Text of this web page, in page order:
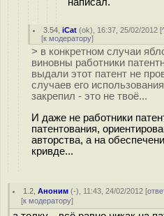
3.54 ,iCat (ok), 16:37, 25/02/2012 [
[к модератору]
> в конкретном случаи
виновны работники
выдали этот патент не
случаев его
закрепил - это не твоё...
И даже не работники
патентования,
авторства, а на
кривде...
1.2 ,Аноним (-), 11:43, 24/02/2012 [
[к модератору]